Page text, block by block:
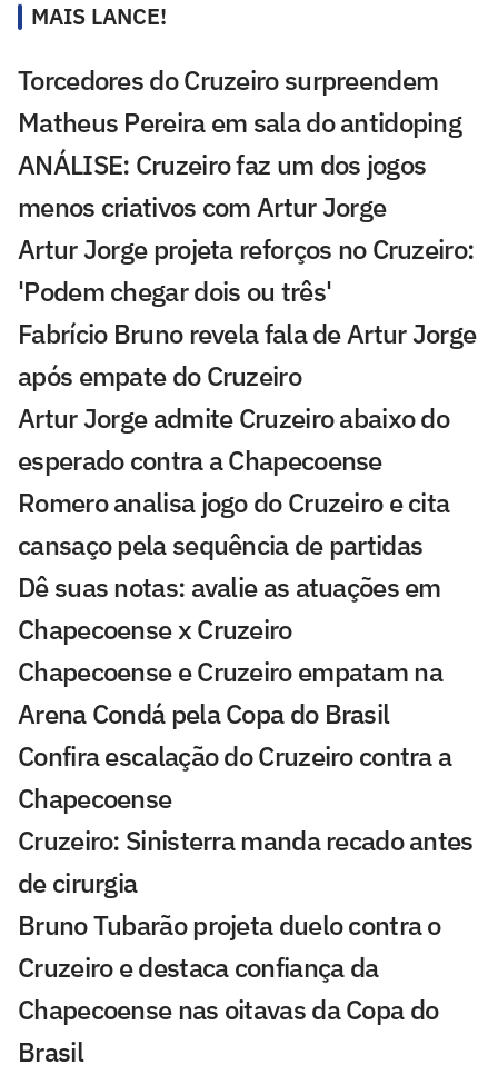
MAIS LANCE!
Torcedores do Cruzeiro surpreendem
Matheus Pereira em sala do antidoping
ANÁLISE: Cruzeiro faz um dos jogos
menos criativos com Artur Jorge
Artur Jorge projeta reforços no Cruzeiro:
'Podem chegar dois ou três'
Fabrício Bruno revela fala de Artur Jorge
após empate do Cruzeiro
Artur Jorge admite Cruzeiro abaixo do
esperado contra a Chapecoense
Romero analisa jogo do Cruzeiro e cita
cansaço pela sequência de partidas
Dê suas notas: avalie as atuações em
Chapecoense x Cruzeiro
Chapecoense e Cruzeiro empatam na
Arena Condá pela Copa do Brasil
Confira escalação do Cruzeiro contra a
Chapecoense
Cruzeiro: Sinisterra manda recado antes
de cirurgia
Bruno Tubarão projeta duelo contra o
Cruzeiro e destaca confiança da
Chapecoense nas oitavas da Copa do
Brasil